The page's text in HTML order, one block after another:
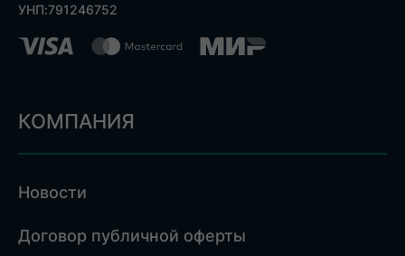
УНП:791246752
КОМПАНИЯ
Новости
Договор публичной оферты